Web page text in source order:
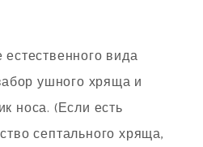
вида
ушного хряща и
носа. (Если есть
септального хряща,